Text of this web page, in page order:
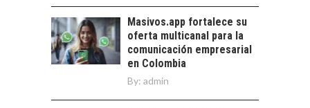
Masivos.app fortalece su
oferta multicanal para la
comunicación empresarial
en Colombia
By: admin